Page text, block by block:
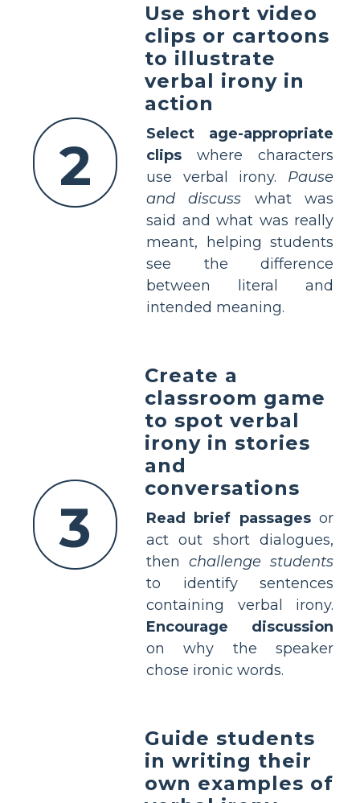
2
Use short video
clips or cartoons
to illustrate
verbal irony in
action
Select age-appropriate
clips where characters
use verbal irony. Pause
and discuss what was
said and what was really
meant, helping students
see the difference
between literal and
intended meaning.
3
Create a
classroom game
to spot verbal
irony in stories
and
conversations
Read brief passagesor
act out short dialogues,
then challenge students
to identify sentences
containing verbal irony.
Encourage discussion
on why the speaker
chose ironic words.
Guide students
in writing their
own examples of